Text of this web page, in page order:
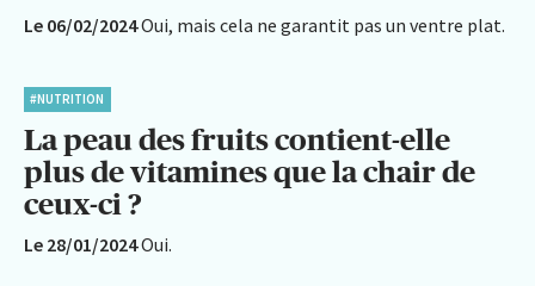
Le 06/02/2024Oui, mais cela ne garantit pas un ventre plat.
#NUTRITION
La peau des fruits contient-elle
plus de vitamines que la chair de
ceux-ci ?
Le 28/01/2024Oui.